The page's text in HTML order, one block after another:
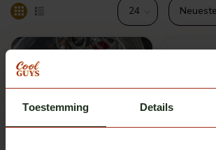
Toestemming Details